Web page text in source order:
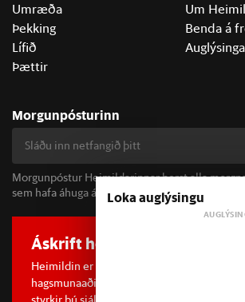
Umræða
Þekking
Lífið
Þættir
Um
Benda á
Morgunpósturinn
Morgunpóstur Heimildarinnar berst alla
sem hafa áhuga á fréttum og þjóðfélagsumræðu.
Áskrift hefur áhrif
Heimildin er í dreifðu eignarhaldi og óháð
hagsmunaaðilum. Með því að kaupa áskrift
Loka auglýsingu